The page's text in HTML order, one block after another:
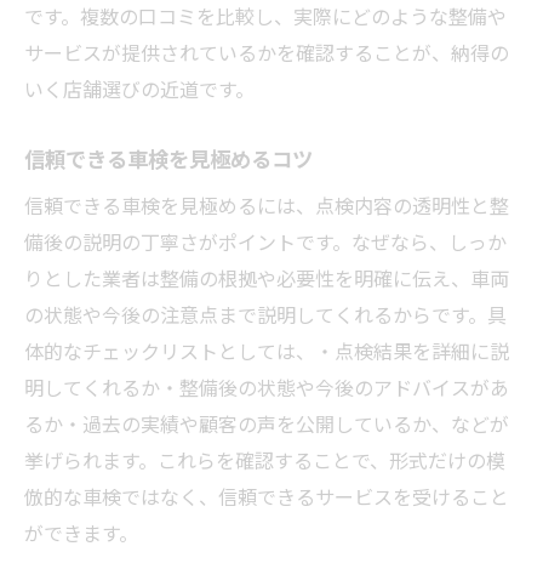
です。複数の口コミを比較し、実際にどのような整備や
サービスが提供されているかを確認することが、納得の
いく店舗選びの近道です。
信頼できる車検を見極めるコツ
信頼できる車検を見極めるには、点検内容の透明性と整
備後の説明の丁寧さがポイントです。なぜなら、しっか
りとした業者は整備の根拠や必要性を明確に伝え、車両
の状態や今後の注意点まで説明してくれるからです。具
体的なチェックリストとしては、・点検結果を詳細に説
明してくれるか・整備後の状態や今後のアドバイスがあ
るか・過去の実績や顧客の声を公開しているか、などが
挙げられます。これらを確認することで、形式だけの模
倣的な車検ではなく、信頼できるサービスを受けること
ができます。